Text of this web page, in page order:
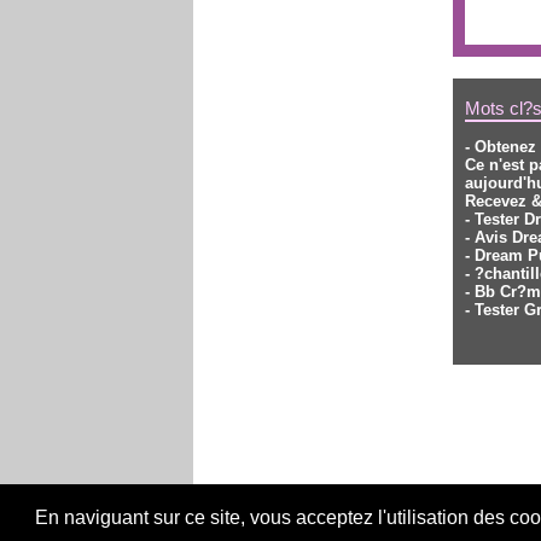
En naviguant sur ce site, vous acceptez l'utilisation des
Mots
-
Ce n'est
Recevez
- Tester
- Avis
- Dream
-
- Bb
- Tester